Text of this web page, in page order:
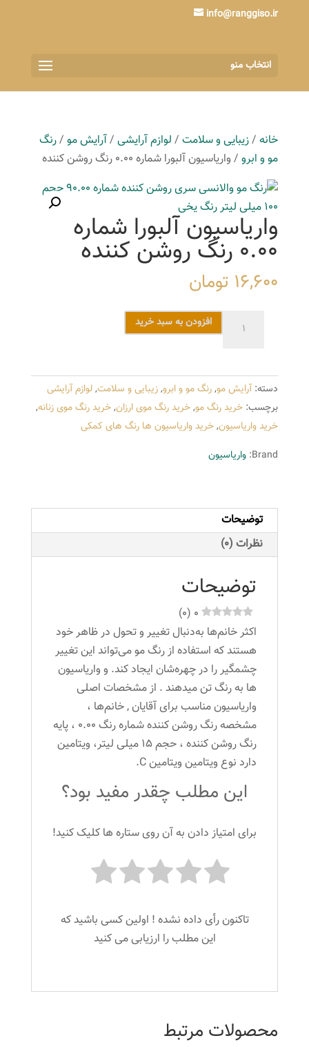
info@ranggiso.ir
انتخاب منو
خانه/زیبایی و سلامت/ لوازم آرایشی/آرایش مو/رنگ
مو و ابرو/ واریاسیون آلبورا شماره 0.00 رنگ روشن کننده
واریاسیون آلبورا شماره
0.00 رنگ روشن کننده
16,600 تومان
0.00
رنگ
روشن
کننده
عدد
افزودن به سبد خرید
دسته:آرایش مو,رنگ مو و ابرو,زیبایی و سلامت,لوازم آرایشی
برچسب: خرید رنگ مو,خرید رنگ موی ارزان,خرید رنگ موی زنانه,
خرید واریاسیون,خرید واریاسیون ها رنگ های کمکی
Brand: واریاسیون
توضیحات
نظرات (0)
توضیحات
0
(
0
)
اکثر خانم‌ها به‌دنبال تغییر و تحول در ظاهر خود
هستند که استفاده از رنگ مو می‌تواند این تغییر
چشمگیر را در چهره‌شان ایجاد کند. و واریاسیون
ها به رنگ تن میدهند . از مشخصات اصلی
واریاسیون مناسب برای آقایان , خانم‌ها ،
مشخصه رنگ روشن کننده شماره رنگ 0.00 ، پایه
رنگ روشن کننده ، حجم 15 میلی لیتر، ویتامین
دارد نوع ویتامین ویتامین C.
این مطلب چقدر مفید بود؟
برای امتیاز دادن به آن روی ستاره ها کلیک کنید!
تاکنون رأی داده نشده ! اولین کسی باشید که
این مطلب را ارزیابی می کنید
محصولات مرتبط